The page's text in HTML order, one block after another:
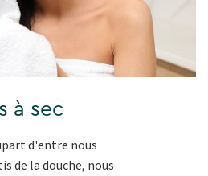
à sec
d'entre nous
de la douche, nous